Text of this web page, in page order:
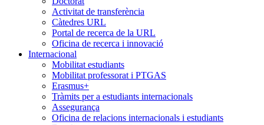
Activitat de transferència
Càtedres URL
Portal de recerca de la URL
Oficina de recerca i innovació
Internacional
Mobilitat estudiants
Mobilitat professorat i PTGAS
Erasmus+
Tràmits per a estudiants internacionals
Assegurança
Oficina de relacions internacionals i estudiants